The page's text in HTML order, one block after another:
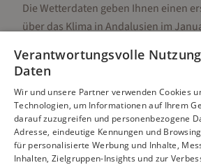
Die Wetterdaten geben Ihnen einen
über das Klima inAndalusien im
Unterschieden, Aktivitäten und
Alle Infos zur besten Reisezeit
Verantwortungsvolle
Daten
Wir und unsere Partner verwenden Cookies
Technologien, um Informationen auf Ihrem
darauf zuzugreifen und personenbezogene
Adresse, eindeutige Kennungen und
für personalisierte Werbung und Inhalte,
Inhalten, Zielgruppen-Insights und zur